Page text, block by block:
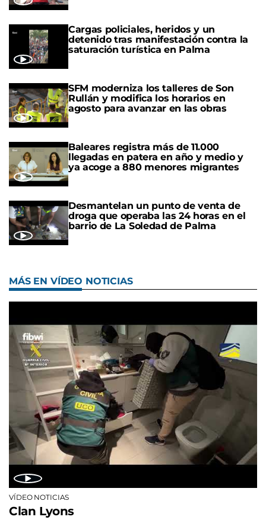
Cargas policiales, heridos y un
detenido tras manifestación contra la
saturación turística en Palma
SFM moderniza los talleres de Son
Rullán y modifica los horarios en
agosto para avanzar en las obras
Baleares registra más de 11.000
llegadas en patera en año y medio y
ya acoge a 880 menores migrantes
Desmantelan un punto de venta de
droga que operaba las 24 horas en el
barrio de La Soledad de Palma
MÁS EN VÍDEO NOTICIAS
VÍDEO NOTICIAS
Clan Lyons